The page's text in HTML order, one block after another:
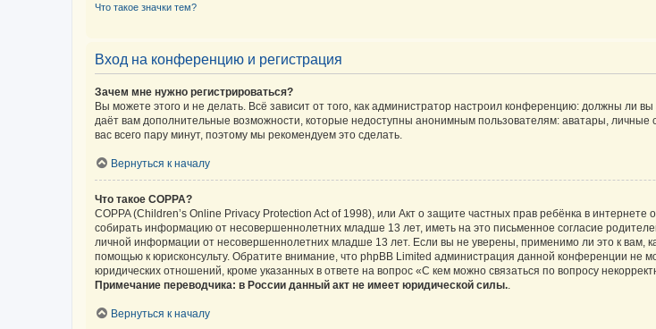
Что такое значки тем?
Вход на конференцию и регистрация
Зачем мне нужно регистрироваться?
Вы можете этого и не делать. Всё зависит от того, как администратор настроил конференцию: должны ли
даёт вам дополнительные возможности, которые недоступны анонимным пользователям: аватары, личные
вас всего пару минут, поэтому мы рекомендуем это сделать.
Вернуться к началу
Что такое COPPA?
COPPA (Children’s Online Privacy Protection Act of 1998), или Акт о защите частных прав ребёнка в
собирать информацию от несовершеннолетних младше 13 лет, иметь на это письменное согласие
личной информации от несовершеннолетних младше 13 лет. Если вы не уверены, применимо ли это к вам,
помощью к юрисконсульту. Обратите внимание, что phpBB Limited администрация данной конференции не
юридических отношений, кроме указанных в ответе на вопрос «С кем можно связаться по вопросу
Примечание переводчика: в России данный акт не имеет юридической силы..
Вернуться к началу